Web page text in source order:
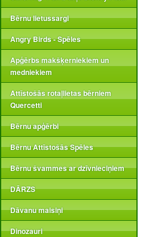
Bērnu lietussargi
Angry Birds - Spēles
Apģērbs makšķerniekiem un
medniekiem
Attīstošās rotaļlietas bērniem
Quercetti
Bērnu apģērbi
Bērnu Attīstošās Spēles
Bērnu švammes ar dzīvnieciņiem
DĀRZS
Dāvanu maisiņi
Dinozauri